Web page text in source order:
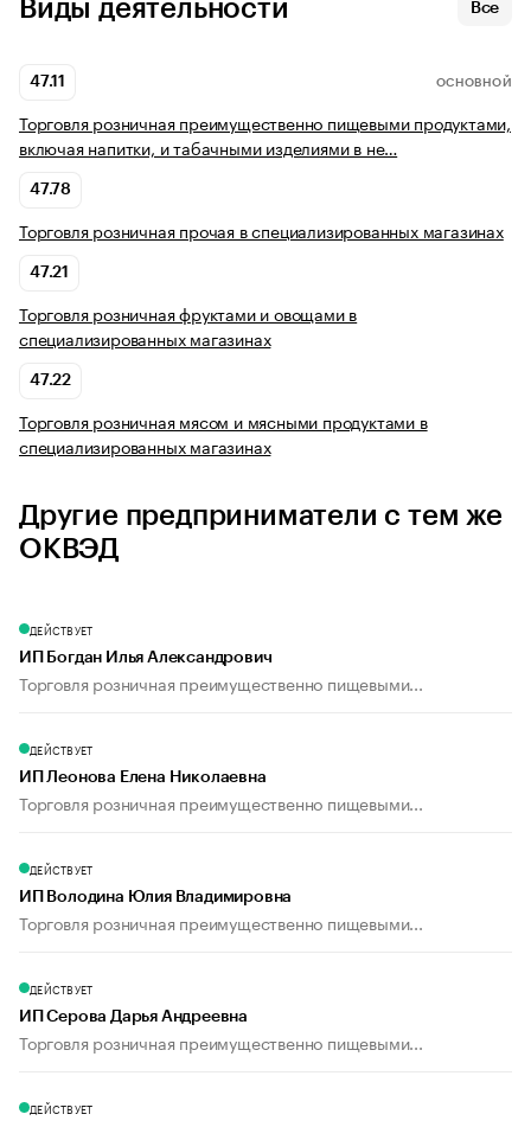
Виды деятельности Все
47.11 ОСНОВНОЙ
Торговля розничная преимущественно пищевыми продуктами,
включая напитки, и табачными изделиями в не…
47.78
Торговля розничная прочая в специализированных магазинах
47.21
Торговля розничная фруктами и овощами в
специализированных магазинах
47.22
Торговля розничная мясом и мясными продуктами в
специализированных магазинах
Другие предприниматели с тем же
ОКВЭД
ДЕЙСТВУЕТ
ИП Богдан Илья Александрович
Торговля розничная преимущественно пищевыми...
ДЕЙСТВУЕТ
ИП Леонова Елена Николаевна
Торговля розничная преимущественно пищевыми...
ДЕЙСТВУЕТ
ИП Володина Юлия Владимировна
Торговля розничная преимущественно пищевыми...
ДЕЙСТВУЕТ
ИП Серова Дарья Андреевна
Торговля розничная преимущественно пищевыми...
ДЕЙСТВУЕТ